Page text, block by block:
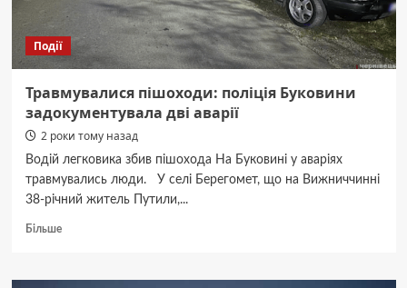
тижня
Події
Травмувалися пішоходи: поліція Буковини
задокументувала дві аварії
2 роки тому назад
Водій легковика збив пішохода На Буковині у аваріях
травмувались люди. У селі Берегомет, що на Вижниччинні
38-річний житель Путили,...
БільшеДокладніше
пішоходи: